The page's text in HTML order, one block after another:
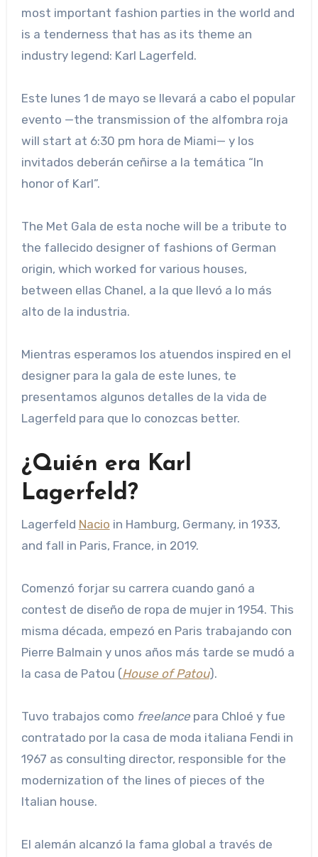
most important fashion parties in the world and
is a tenderness that has as its theme an
industry legend: Karl Lagerfeld.
Este lunes 1 de mayo se llevará a cabo el popular
evento —the transmission of the alfombra roja
will start at 6:30 pm hora de Miami— y los
invitados deberán ceñirse a la temática “In
honor of Karl”.
The Met Gala de esta noche will be a tribute to
the fallecido designer of fashions of German
origin, which worked for various houses,
between ellas Chanel, a la que llevó a lo más
alto de la industria.
Mientras esperamos los atuendos inspired en el
designer para la gala de este lunes, te
presentamos algunos detalles de la vida de
Lagerfeld para que lo conozcas better.
¿Quién era Karl
Lagerfeld?
Lagerfeld Nacio in Hamburg, Germany, in 1933,
and fall in Paris, France, in 2019.
Comenzó forjar su carrera cuando ganó a
contest de diseño de ropa de mujer in 1954. This
misma década, empezó en Paris trabajando con
Pierre Balmain y unos años más tarde se mudó a
la casa de Patou (House of Patou).
Tuvo trabajos como freelancepara Chloé y fue
contratado por la casa de moda italiana Fendi in
1967 as consulting director, responsible for the
modernization of the lines of pieces of the
Italian house.
El alemán alcanzó la fama global a través de